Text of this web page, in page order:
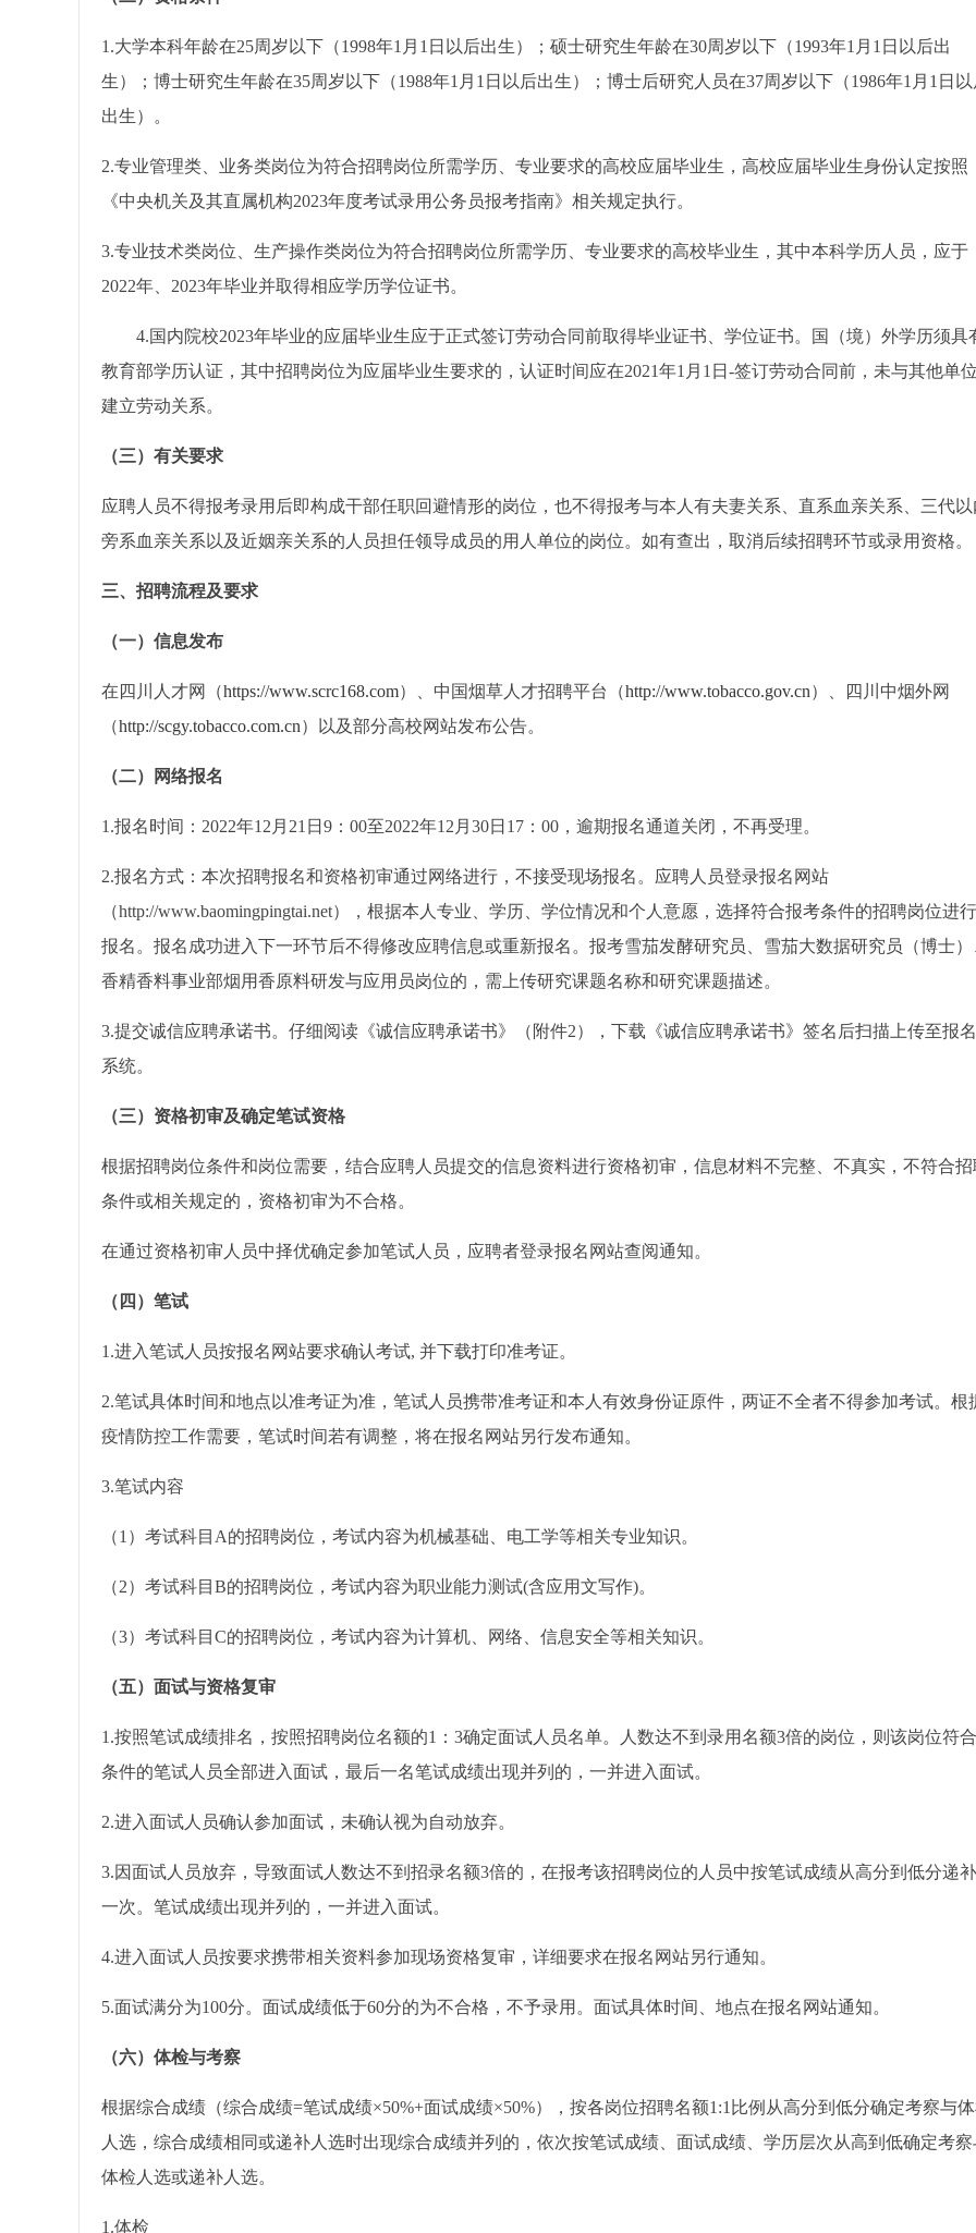
1.大学本科年龄在25周岁以下（1998年1月1日以后出生）；硕士研究生年龄在30周岁以下（1993年1月1日以后出
生）；博士研究生年龄在35周岁以下（1988年1月1日以后出生）；博士后研究人员在37周岁以下（1986年1月1日
出生）。
2.专业管理类、业务类岗位为符合招聘岗位所需学历、专业要求的高校应届毕业生，高校应届毕业生身份认定按照
《中央机关及其直属机构2023年度考试录用公务员报考指南》相关规定执行。
3.专业技术类岗位、生产操作类岗位为符合招聘岗位所需学历、专业要求的高校毕业生，其中本科学历人员，应于
2022年、2023年毕业并取得相应学历学位证书。
4.国内院校2023年毕业的应届毕业生应于正式签订劳动合同前取得毕业证书、学位证书。国（境）外学历须具
教育部学历认证，其中招聘岗位为应届毕业生要求的，认证时间应在2021年1月1日-签订劳动合同前，未与其他单
建立劳动关系。
（三） 有关要求
应聘人员不得报考录用后即构成干部任职回避情形的岗位，也不得报考与本人有夫妻关系、直系血亲关系、三代以
旁系血亲关系以及近姻亲关系的人员担任领导成员的用人单位的岗位。如有查出，取消后续招聘环节或录用资格。
三、招聘流程及要求
（一）信息发布
在四川人才网（https://www.scrc168.com）、中国烟草人才招聘平台（http://www.tobacco.gov.cn）、四川中烟外网
（http://scgy.tobacco.com.cn）以及部分高校网站发布公告。
（二）网络报名
1.报名时间：2022年12月21日9：00至2022年12月30日17：00，逾期报名通道关闭，不再受理。
2.报名方式：本次招聘报名和资格初审通过网络进行，不接受现场报名。应聘人员登录报名网站
（http://www.baomingpingtai.net），根据本人专业、学历、学位情况和个人意愿，选择符合报考条件的招聘岗位进行
报名。报名成功进入下一环节后不得修改应聘信息或重新报名。报考雪茄发酵研究员、雪茄大数据研究员（博士）
香精香料事业部烟用香原料研发与应用员岗位的，需上传研究课题名称和研究课题描述。
3.提交诚信应聘承诺书。仔细阅读《诚信应聘承诺书》（附件2），下载《诚信应聘承诺书》签名后扫描上传至报名
系统。
（三）资格初审及确定笔试资格
根据招聘岗位条件和岗位需要，结合应聘人员提交的信息资料进行资格初审，信息材料不完整、不真实，不符合招
条件或相关规定的，资格初审为不合格。
在通过资格初审人员中择优确定参加笔试人员，应聘者登录报名网站查阅通知。
（四）笔试
1.进入笔试人员按报名网站要求确认考试, 并下载打印准考证。
2.笔试具体时间和地点以准考证为准，笔试人员携带准考证和本人有效身份证原件，两证不全者不得参加考试。根
疫情防控工作需要，笔试时间若有调整，将在报名网站另行发布通知。
3.笔试内容
（1）考试科目A的招聘岗位，考试内容为机械基础、电工学等相关专业知识。
（2）考试科目B的招聘岗位，考试内容为职业能力测试(含应用文写作)。
（3）考试科目C的招聘岗位，考试内容为计算机、网络、信息安全等相关知识。
（五）面试与资格复审
1.按照笔试成绩排名，按照招聘岗位名额的1：3确定面试人员名单。人数达不到录用名额3倍的岗位，则该岗位符合
条件的笔试人员全部进入面试，最后一名笔试成绩出现并列的，一并进入面试。
2.进入面试人员确认参加面试，未确认视为自动放弃。
3.因面试人员放弃，导致面试人数达不到招录名额3倍的，在报考该招聘岗位的人员中按笔试成绩从高分到低分递补
一次。笔试成绩出现并列的，一并进入面试。
4.进入面试人员按要求携带相关资料参加现场资格复审，详细要求在报名网站另行通知。
5.面试满分为100分。面试成绩低于60分的为不合格，不予录用。面试具体时间、地点在报名网站通知。
（六）体检与考察
根据综合成绩（综合成绩=笔试成绩×50%+面试成绩×50%），按各岗位招聘名额1:1比例从高分到低分确定考察与
人选，综合成绩相同或递补人选时出现综合成绩并列的，依次按笔试成绩、面试成绩、学历层次从高到低确定考察
体检人选或递补人选。
1.体检